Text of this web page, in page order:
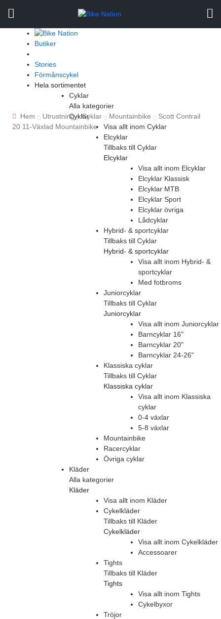
Butiker
Stories
Förmånscykel
Hela sortimentet
Cyklar
Alla kategorier
Cyklar
Visa allt inom Cyklar
Elcyklar
Tillbaks till Cyklar
Elcyklar
Visa allt inom Elcyklar
Elcyklar Klassisk
Elcyklar MTB
Elcyklar Sport
Elcyklar övriga
Lådcyklar
Hybrid- & sportcyklar
Tillbaks till Cyklar
Hybrid- & sportcyklar
Visa allt inom Hybrid- &
sportcyklar
Med fotbroms
Juniorcyklar
Tillbaks till Cyklar
Juniorcyklar
Visa allt inom Juniorcyklar
Barncyklar 16"
Barncyklar 20"
Barncyklar 24-26"
Klassiska cyklar
Tillbaks till Cyklar
Klassiska cyklar
Visa allt inom Klassiska
cyklar
0-4 växlar
5-8 växlar
Mountainbike
Racercyklar
Övriga cyklar
Kläder
Alla kategorier
Kläder
Visa allt inom Kläder
Cykelkläder
Tillbaks till Kläder
Cykelkläder
Visa allt inom Cykelkläder
Accessoarer
Tights
Tillbaks till Kläder
Tights
Visa allt inom Tights
Cykelbyxor
Tröjor
Hem
Utrustning Cyklar Mountainbike
Scott Contrail
20 11-Växlad Mountainbike